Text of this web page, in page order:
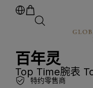
百年灵
Top Time腕表
特约零售商